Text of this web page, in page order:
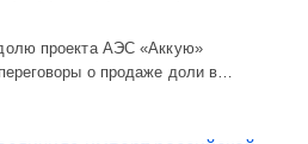
проекта АЭС «Аккую»
о продаже доли в…